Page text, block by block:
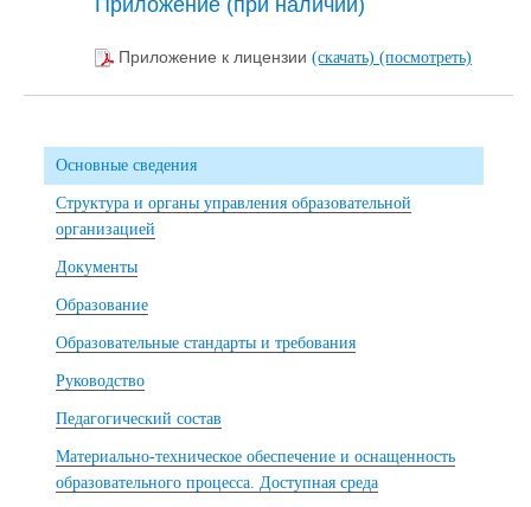
Приложение к лицензии (скачать) (посмотреть)
Основные сведения
Структура и органы управления образовательной
организацией
Документы
Образование
Образовательные стандарты и требования
Руководство
Педагогический состав
Материально-техническое обеспечение и оснащенность
образовательного процесса. Доступная среда